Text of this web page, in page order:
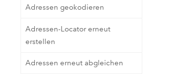
Adressen geokodieren
Adressen-Locator erneut
erstellen
Adressen erneut abgleichen